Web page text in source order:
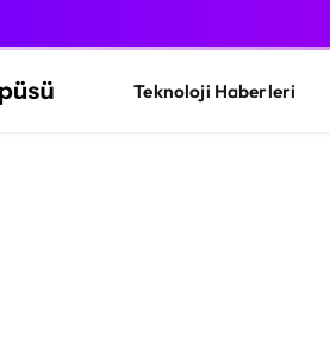
Teknoloji Haberleri